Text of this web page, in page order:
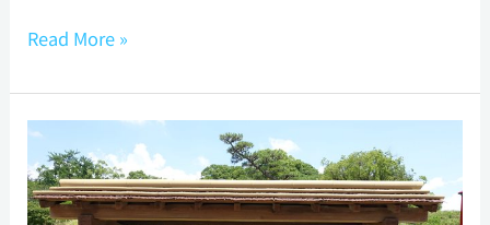
Read More »
古
湯
後
的